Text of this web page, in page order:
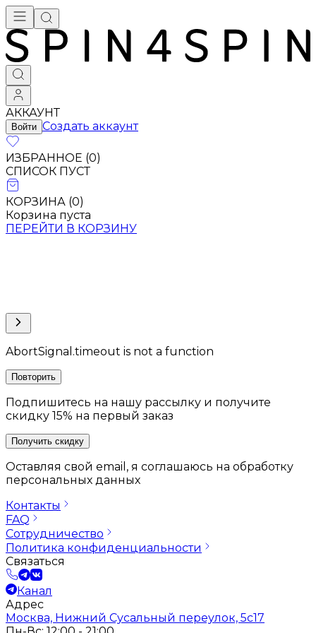
АККАУНТ
Войти Создать аккаунт
ИЗБРАННОЕ (0)
СПИСОК ПУСТ
КОРЗИНА (0)
Корзина пуста
ПЕРЕЙТИ В КОРЗИНУ
AbortSignal.timeout is not a function
Повторить
Подпишитесь на нашу рассылку и получите
скидку 15% на первый заказ
Получить скидку
Оставляя свой email, я соглашаюсь на обработку
персональных данных
Контакты
FAQ
Сотрудничество
Политика конфиденциальности
Связаться
Канал
Адрес
Москва, Нижний Сусальный переулок, 5с17